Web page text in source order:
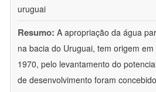
uruguai
Resumo: A apropriação da água
na bacia do Uruguai, tem origem
1970, pelo levantamento do
de desenvolvimento foram